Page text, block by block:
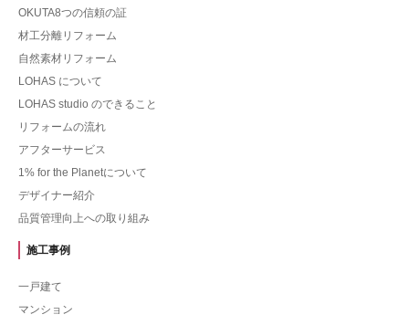
OKUTA8つの信頼の証
材工分離リフォーム
自然素材リフォーム
LOHAS について
LOHAS studio のできること
リフォームの流れ
アフターサービス
1% for the Planetについて
デザイナー紹介
品質管理向上への取り組み
施工事例
一戸建て
マンション